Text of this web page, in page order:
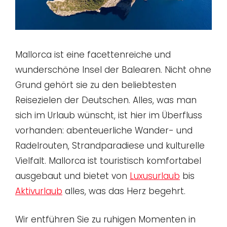
Mallorca ist eine facettenreiche und
wunderschöne Insel der Balearen. Nicht ohne
Grund gehört sie zu den beliebtesten
Reisezielen der Deutschen. Alles, was man
sich im Urlaub wünscht, ist hier im Überfluss
vorhanden: abenteuerliche Wander- und
Radelrouten, Strandparadiese und kulturelle
Vielfalt. Mallorca ist touristisch komfortabel
ausgebaut und bietet von Luxusurlaub bis
Aktivurlaub alles, was das Herz begehrt.
Wir entführen Sie zu ruhigen Momenten in